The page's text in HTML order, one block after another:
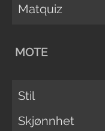
Matquiz
MOTE
Stil
Skjønnhet